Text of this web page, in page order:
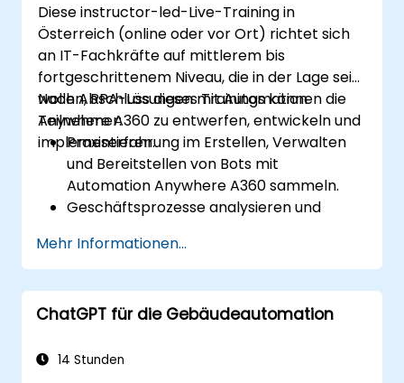
Diese instructor-led-Live-Training in
Österreich (online oder vor Ort) richtet sich
an IT-Fachkräfte auf mittlerem bis
fortgeschrittenem Niveau, die in der Lage sein
wollen, RPA-Lösungen mit Automation
Anywhere A360 zu entwerfen, entwickeln und
implementieren.
Nach Abschluss dieses Trainings können die
Teilnehmer:
Praxiserfahrung im Erstellen, Verwalten
und Bereitstellen von Bots mit
Automation Anywhere A360 sammeln.
Geschäftsprozesse analysieren und
entwickeln.
Fortgeschrittene Fähigkeiten zur Bot-
Entwicklung erlernen, wie kognitive
Automatisierung, Arbeit mit KI-
Skripten für komplexe
Mehr Informationen...
ChatGPT für die Gebäudeautomation
14 Stunden